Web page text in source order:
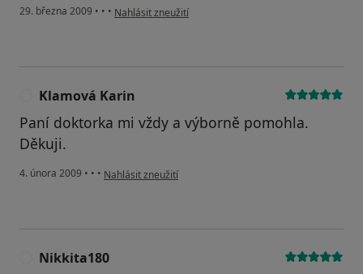
29. března 2009 • • • podle názoru uživatele jarda
Nahlásit zneužití
Klamová Karin
Paní doktorka mi vždy a výborně pomohla.
Děkuji.
4. února 2009 • • • podle názoru uživatele Klamová Karin
Nahlásit zneužití
Nikkita180